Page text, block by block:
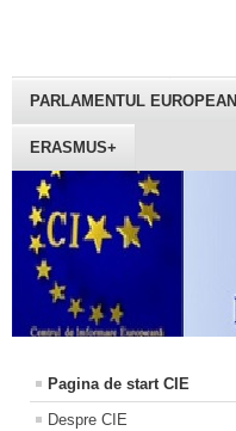
PARLAMENTUL EUROPEAN
ERASMUS+
Pagina de start CIE
Despre CIE